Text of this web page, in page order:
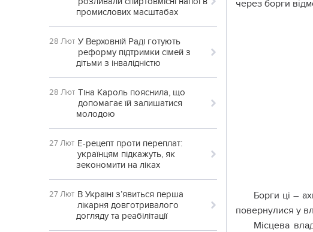
промислових масштабах
28 Лют У Верховній Раді готують
реформу підтримки сімей з
дітьми з інвалідністю
28 Лют Тіна Кароль пояснила, що
допомагає їй залишатися
молодою
27 Лют Е-рецепт проти переплат:
українцям підкажуть, як
зекономити на ліках
27 Лют В Україні з’явиться перша
лікарня довготривалого
догляду та реабілітації
через борги
Борги ці –
повернулися у
Місцева